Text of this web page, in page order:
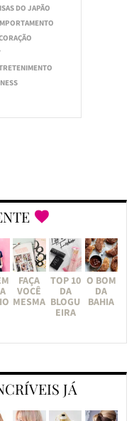
DO JAPÃO
FAÇA
VOCÊ
MESMA
TOP 10
DA
BLOGU
EIRA
O BOM
DA
BAHIA
JÁ